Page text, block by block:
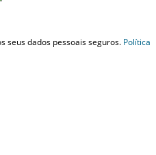
seus dados pessoais seguros. Política